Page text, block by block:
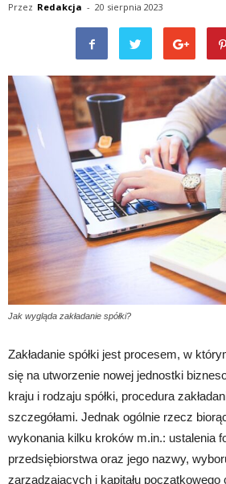
Przez Redakcja - 20 sierpnia 2023
Jak wygląda zakładanie spółki?
Zakładanie spółki jest procesem, w
się na utworzenie nowej jednostki
kraju i rodzaju spółki, procedura
szczegółami. Jednak ogólnie rzecz
wykonania kilku kroków m.in.: ustalenia
przedsiębiorstwa oraz jego nazwy,
zarządzających i kapitału